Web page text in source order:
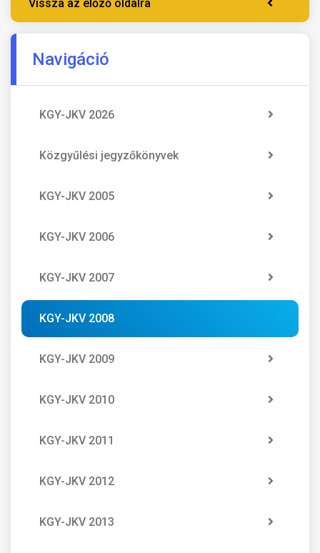
Vissza az előző oldalra
Navigáció
KGY-JKV 2026
Közgyűlési jegyzőkönyvek
KGY-JKV 2005
KGY-JKV 2006
KGY-JKV 2007
KGY-JKV 2008
KGY-JKV 2009
KGY-JKV 2010
KGY-JKV 2011
KGY-JKV 2012
KGY-JKV 2013